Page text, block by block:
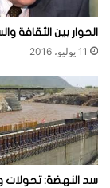
الحوار بين الثقافة
11 يوليو، 2016
سد النهضة: تحولات